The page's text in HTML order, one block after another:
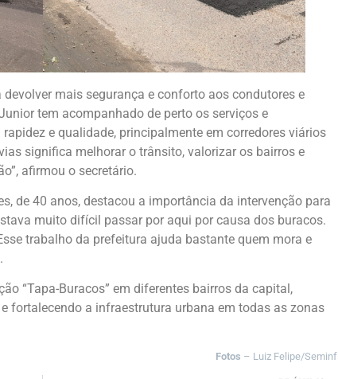
mais segurança e conforto aos condutores e
tem acompanhado de perto os serviços e
e qualidade, principalmente em corredores viários
significa melhorar o trânsito, valorizar os bairros e
afirmou o secretário.
de 40 anos, destacou a importância da intervenção para
muito difícil passar por aqui por causa dos buracos.
trabalho da prefeitura ajuda bastante quem mora e
“Tapa-Buracos” em diferentes bairros da capital,
fortalecendo a infraestrutura urbana em todas as zonas
Fotos – Luiz Felipe/Seminf